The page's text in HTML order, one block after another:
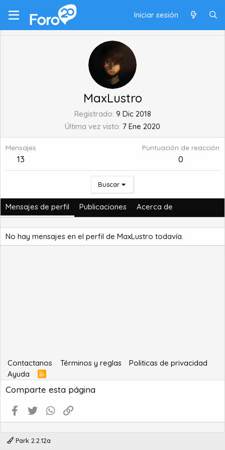
Iniciar sesión
MaxLustro
Registrado 9 Dic 2018
Última vez visto 7 Ene 2020
Mensajes
13
Puntuación de reacción
0
Buscar
Mensajes de perfil Publicaciones Acerca de
No hay mensajes en el perfil de MaxLustro todavía.
Contactanos Términos y reglas
Politicas de privacidad
Ayuda
R
S
S
Comparte esta página
Facebook
Twitter WhatsApp
Park 2.2.12a